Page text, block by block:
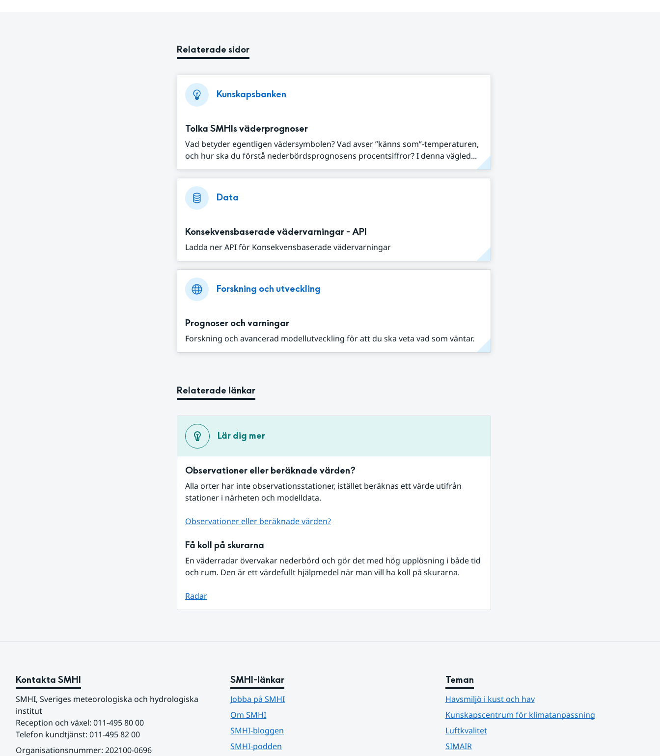
Relaterade sidor
Kunskapsbanken
Tolka SMHIs väderprognoser
Vad betyder egentligen vädersymbolen? Vad avser ”känns som”-temperaturen,
och hur ska du förstå nederbördsprognosens procentsiffror? I denna vägled...
Data
Konsekvensbaserade vädervarningar - API
Ladda ner API för Konsekvensbaserade vädervarningar
Forskning och utveckling
Prognoser och varningar
Forskning och avancerad modellutveckling för att du ska veta vad som väntar.
Relaterade länkar
Lär dig mer
Observationer eller beräknade värden?
Alla orter har inte observationsstationer, istället beräknas ett värde utifrån
stationer i närheten och modelldata.
Observationer eller beräknade värden?
Få koll på skurarna
En väderradar övervakar nederbörd och gör det med hög upplösning i både tid
och rum. Den är ett värdefullt hjälpmedel när man vill ha koll på skurarna.
Radar
Kontakta SMHI
SMHI, Sveriges meteorologiska och hydrologiska
institut
Reception och växel: 011-495 80 00
Telefon kundtjänst: 011-495 82 00
Organisationsnummer: 202100-0696
SMHI-länkar
Jobba på SMHI
Om SMHI
SMHI-bloggen
SMHI-podden
Teman
Havsmiljö i kust och hav
Kunskapscentrum för klimatanpassning
Luftkvalitet
SIMAIR